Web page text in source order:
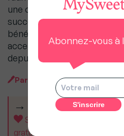
une offre de garantie sur les
succession, notamment les
bénéficiaire de la facilité de
accepter le paiement
depuis le 1er janvier 2020.
Par Baptiste Julien Blandet
CET ARTICLE VOUS A AIDÉ
Soutenez MySweetImmo
gratuit pour tous.
Abonnez-vous